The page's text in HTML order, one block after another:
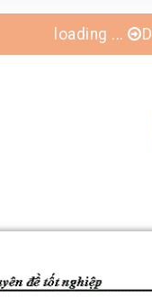
loading ...